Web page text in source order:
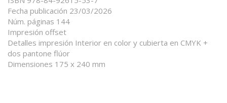
Fecha publicación 23/03/2026
Núm. páginas 144
Impresión offset
Detalles impresión Interior en color y cubierta en CMYK +
dos pantone flúor
Dimensiones 175 x 240 mm